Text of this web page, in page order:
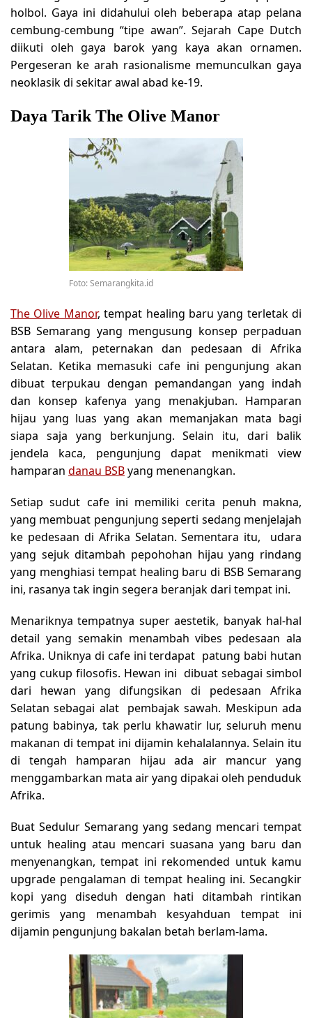
holbol. Gaya ini didahului oleh beberapa atap pelana
cembung-cembung “tipe awan”. Sejarah Cape Dutch
diikuti oleh gaya barok yang kaya akan ornamen.
Pergeseran ke arah rasionalisme memunculkan gaya
neoklasik di sekitar awal abad ke-19.
Daya Tarik The Olive Manor
Foto: Semarangkita.id
The Olive Manor, tempat healing baru yang terletak di
BSB Semarang yang mengusung konsep perpaduan
antara alam, peternakan dan pedesaan di Afrika
Selatan. Ketika memasuki cafe ini pengunjung akan
dibuat terpukau dengan pemandangan yang indah
dan konsep kafenya yang menakjuban. Hamparan
hijau yang luas yang akan memanjakan mata bagi
siapa saja yang berkunjung. Selain itu, dari balik
jendela kaca, pengunjung dapat menikmati view
hamparan danau BSByang menenangkan.
Setiap sudut cafe ini memiliki cerita penuh makna,
yang membuat pengunjung seperti sedang menjelajah
ke pedesaan di Afrika Selatan. Sementara itu, udara
yang sejuk ditambah pepohohan hijau yang rindang
yang menghiasi tempat healing baru di BSB Semarang
ini, rasanya tak ingin segera beranjak dari tempat ini.
Menariknya tempatnya super aestetik, banyak hal-hal
detail yang semakin menambah vibes pedesaan ala
Afrika. Uniknya di cafe ini terdapat patung babi hutan
yang cukup filosofis. Hewan ini dibuat sebagai simbol
dari hewan yang difungsikan di pedesaan Afrika
Selatan sebagai alat pembajak sawah. Meskipun ada
patung babinya, tak perlu khawatir lur, seluruh menu
makanan di tempat ini dijamin kehalalannya. Selain itu
di tengah hamparan hijau ada air mancur yang
menggambarkan mata air yang dipakai oleh penduduk
Afrika.
Buat Sedulur Semarang yang sedang mencari tempat
untuk healing atau mencari suasana yang baru dan
menyenangkan, tempat ini rekomended untuk kamu
upgrade pengalaman di tempat healing ini. Secangkir
kopi yang diseduh dengan hati ditambah rintikan
gerimis yang menambah kesyahduan tempat ini
dijamin pengunjung bakalan betah berlam-lama.